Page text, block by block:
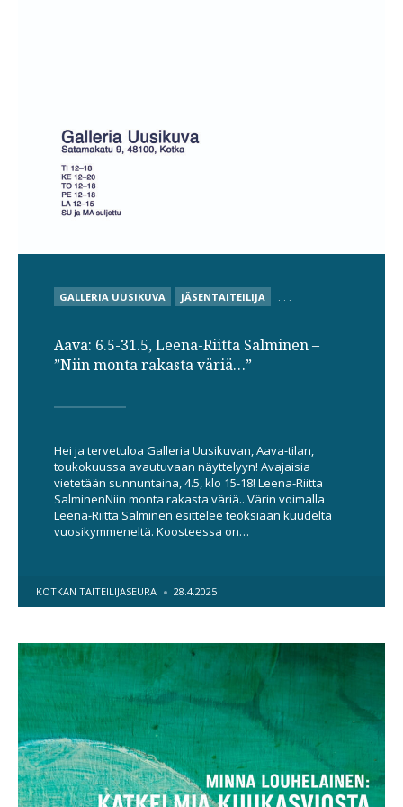
POSTED
IN
GALLERIA UUSIKUVA JÄSENTAITEILIJA . . .
Aava: 6.5-31.5, Leena-Riitta Salminen –
”Niin monta rakasta väriä…”
Hei ja tervetuloa Galleria Uusikuvan, Aava-tilan,
toukokuussa avautuvaan näyttelyyn! Avajaisia
vietetään sunnuntaina, 4.5, klo 15-18! Leena-Riitta
SalminenNiin monta rakasta väriä.. Värin voimalla
Leena-Riitta Salminen esittelee teoksiaan kuudelta
vuosikymmeneltä. Koosteessa on…
POSTED
BY
KOTKAN TAITEILIJASEURA 28.4.2025